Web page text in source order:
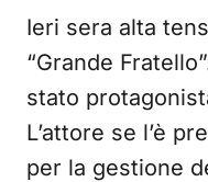
Ieri sera alta
“Grande
stato
L’attore se l’è
per la gestione